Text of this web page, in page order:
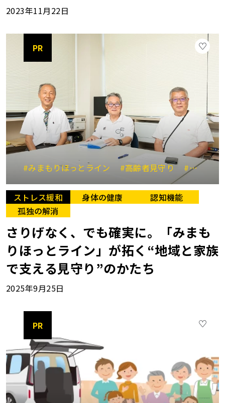
2023年11月22日
PR
#みまもりほっとライン #高齢者見守り #地域福祉
ストレス緩和 身体の健康
認知機能
孤独の解消
さりげなく、でも確実に。「みまも
りほっとライン」が拓く“地域と家族
で支える見守り”のかたち
2025年9月25日
PR